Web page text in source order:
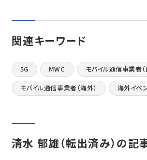
関連キーワード
5G MWC モバイル通信事業者（
モバイル通信事業者（海外） 海外イベ
清水 郁雄（転出済み）の記